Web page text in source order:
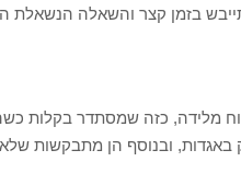
בזמן קצר והשאלה הנשאלת
מלידה, כזה שמסתדר בקלות
באגדות, ובנוסף הן מתבקשות